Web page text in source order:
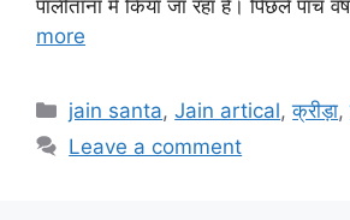
पालीताना में किया जा रहा है। पिछले पांच
more
Categories
jain santa,Jain artical,क्रीड़ा,
Leave a comment